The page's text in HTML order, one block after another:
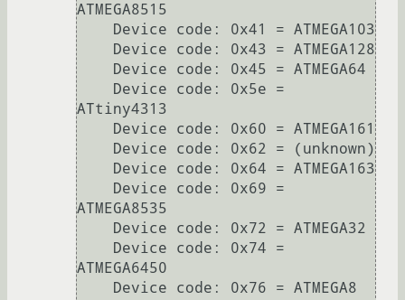
ATMEGA8515
ATtiny4313
ATMEGA8535
ATMEGA6450